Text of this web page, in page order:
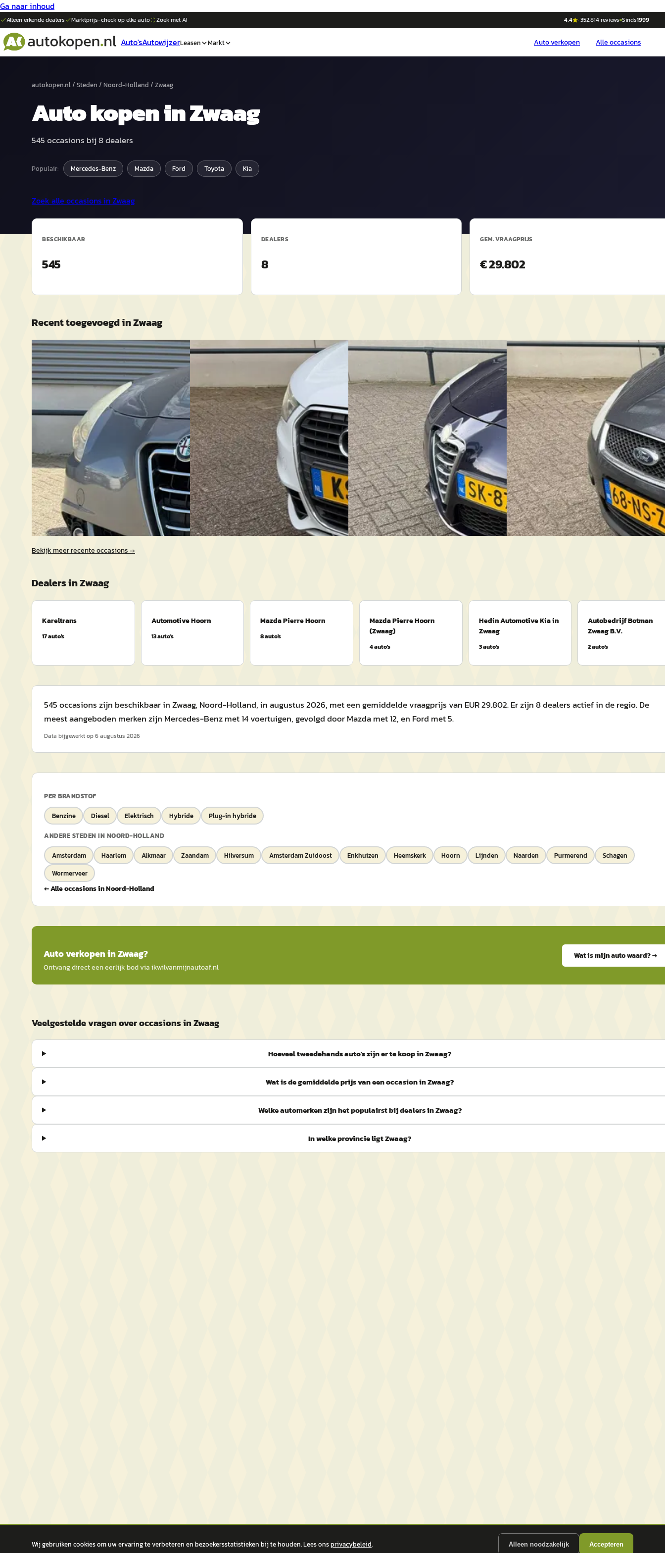
Ga naar inhoud
Alleen erkende dealers Marktprijs-check op elkeauto Zoek met AI 4,4 ·352.814reviews Sinds1999
Auto'sAutowijzerLeasen Markt Autoverkopen Alle occasions
autokopen.nl/ Steden / Noord-Holland / Zwaag
Autokopen inZwaag
545occasions bij8dealers
Populair: Mercedes-Benz Mazda Ford Toyota Kia
Zoek alle occasions inZwaag
BESCHIKBAAR
545
DEALERS
8
GEM. VRAAGPRIJS
€ 29.802
Recent toegevoegd inZwaag
B
Alfa Romeo Giulietta·2011
1.4 T Distinctive
v.a. € 94/mnd
2011 · 218.899 km · Benzine · Handgeschakeld
Automotive Hoorn · Zwaag
Bekijk aanbieding →
Vergelijk
B
Audi A1·2011
€ 4.950
v.a. € 105/mnd
Scherp geprijsd
2011 · 230.842 km · Benzine · Handgeschakeld
Automotive Hoorn· Zwaag
Bekijk aanbieding →
Vergelijk
A
Alfa Romeo Giulietta
1.4 T Progression
€ 2.950
2011 · 248.054 km · Benzine ·
Handgeschakeld
Automotive Hoorn· Zwaag
Bekijk aanbieding →
Vergelijk
B
Focus 1.8-16V Trend
€ 950
Scherp geprijsd
2004 · 228.972 km · Benzine ·
Handgeschakeld
Automotive Hoorn· Zwaag
Bekijk aanbieding →
Vergelijk
Bekijk meer recente occasions →
Dealers inZwaag
Kareltrans
17auto's
Automotive Hoorn
13auto's
Mazda Pierre Hoorn
8auto's
Mazda Pierre Hoorn
(Zwaag)
4auto's
Hedin Automotive Kia in
Zwaag
3auto's
Autobedrijf Botman
Zwaag B.V.
2auto's
545 occasions zijn beschikbaar in Zwaag, Noord-Holland, in augustus 2026, met een gemiddelde vraagprijs van EUR 29.802. Er zijn 8 dealers actief in de regio. De
meest aangeboden merken zijn Mercedes-Benz met 14 voertuigen, gevolgd door Mazda met 12, en Ford met 5.
Data bijgewerkt op6 augustus 2026
PER BRANDSTOF
Benzine Diesel Elektrisch Hybride Plug-in hybride
ANDERE STEDEN IN NOORD-HOLLAND
Amsterdam Haarlem Alkmaar Zaandam Hilversum Amsterdam Zuidoost Enkhuizen Heemskerk Hoorn Lijnden Naarden Purmerend
Schagen
Wormerveer
← Alle occasions inNoord-Holland
Autoverkopen inZwaag?
Ontvang direct een eerlijk bod viaikwilvanmijnautoaf.nl
Wat is mijn auto waard? →
Veelgestelde vragen over occasions in Zwaag
Hoeveel tweedehands auto's zijn er te koop in Zwaag?
Wat is de gemiddelde prijs van een occasion in Zwaag?
Welke automerken zijn het populairst bij dealers in Zwaag?
In welke provincie ligt Zwaag?
Wij gebruiken cookies om uw ervaring te verbeteren en bezoekersstatistieken bij te houden. Lees onsprivacybeleid. Alleen noodzakelijk Accepteren